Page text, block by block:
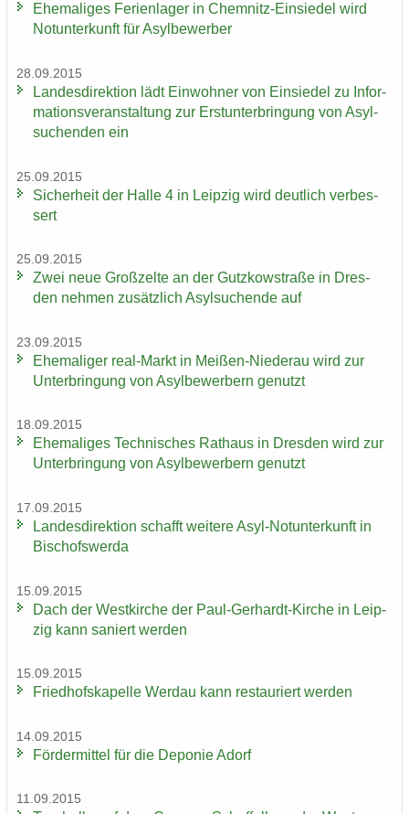
Ehe­ma­li­ges Fe­ri­en­la­ger in Chemnitz-​Einsiedel wird
Not­un­ter­kunft für Asyl­be­wer­ber
28.09.2015
Lan­des­di­rek­ti­on lädt Ein­woh­ner von Ein­sie­del zu In­for­
ma­ti­ons­ver­an­stal­tung zur Erst­un­ter­brin­gung von Asyl­
su­chen­den ein
25.09.2015
Si­cher­heit der Halle 4 in Leip­zig wird deut­lich ver­bes­
sert
25.09.2015
Zwei neue Groß­zel­te an der Gutz­kow­stra­ße in Dres­
den neh­men zu­sätz­lich Asyl­su­chen­de auf
23.09.2015
Ehe­ma­li­ger real-​Markt in Meißen-​Niederau wird zur
Un­ter­brin­gung von Asyl­be­wer­bern ge­nutzt
18.09.2015
Ehe­ma­li­ges Tech­ni­sches Rat­haus in Dres­den wird zur
Un­ter­brin­gung von Asyl­be­wer­bern ge­nutzt
17.09.2015
Lan­des­di­rek­ti­on schafft wei­te­re Asyl-​Notunterkunft in
Bi­schofs­wer­da
15.09.2015
Dach der West­kir­che der Paul-​Gerhardt-Kirche in Leip­
zig kann sa­niert wer­den
15.09.2015
Fried­hofs­ka­pel­le Wer­dau kann re­stau­riert wer­den
14.09.2015
För­der­mit­tel für die De­po­nie Adorf
11.09.2015